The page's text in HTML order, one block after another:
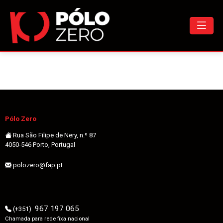
Pólo Zero
Rua São Filipe de Nery, n.º 87
4050-546 Porto, Portugal
polozero@fap.pt
(+351) 967 197 065
Chamada para rede fixa nacional